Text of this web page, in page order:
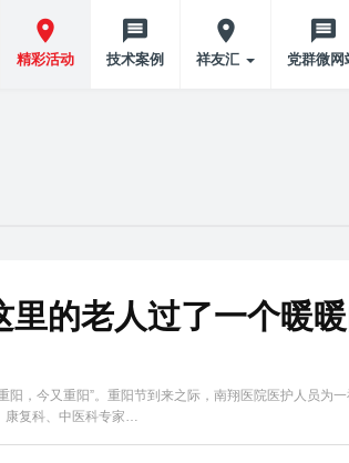
精彩活动 技术案例 祥友汇 党群微网
里的老人过了一个暖
阳，今又重阳”。重阳节到来之际，南翔医院医护人员为
康复科、中医科专家…